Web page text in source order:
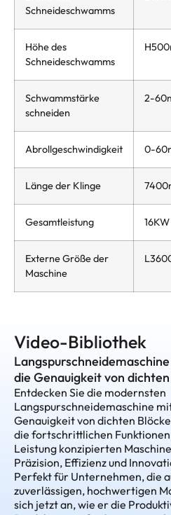
Schneideschwamms
Höhe des
Schneideschwamms
Schwammstärke
schneiden
2-
Abrollgeschwindigkeit 0-
Länge der Klinge
Gesamtleistung 16KW
Externe Größe der
Maschine
Video-Bibliothek
die Genauigkeit von
Entdecken Sie die modernsten
Langspurschneidemaschine
Genauigkeit von dichten
die fortschrittlichen
Leistung konzipierten
Präzision, Effizienz und
Perfekt für Unternehmen, die
zuverlässigen, hochwertigen
sich jetzt an, wie er die